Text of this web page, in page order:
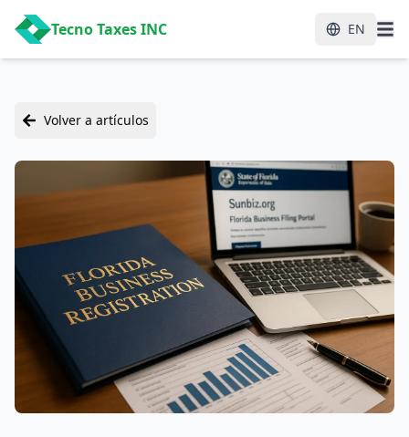
Tecno Taxes INC EN
Volver a artículos